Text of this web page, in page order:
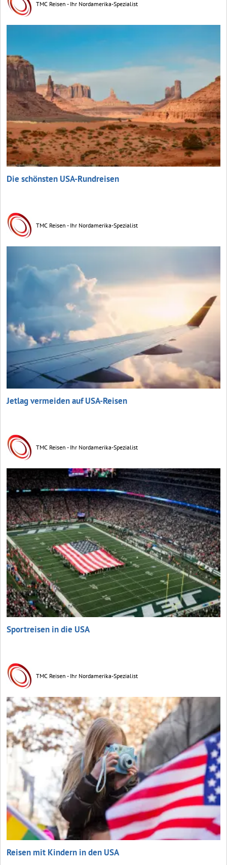
TMC Reisen - Ihr Nordamerika-Spezialist
Die schönsten USA-Rundreisen
TMC Reisen - Ihr Nordamerika-Spezialist
Jetlag vermeiden auf USA-Reisen
TMC Reisen - Ihr Nordamerika-Spezialist
Sportreisen in die USA
TMC Reisen - Ihr Nordamerika-Spezialist
Reisen mit Kindern in den USA